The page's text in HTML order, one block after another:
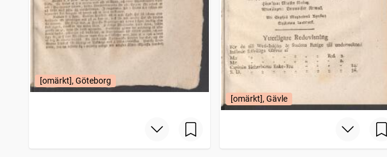
[omärkt], Göteborg
[omärkt], Gävle